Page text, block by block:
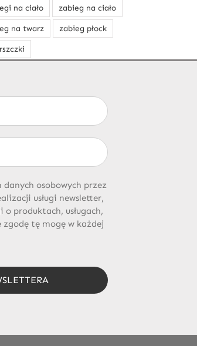
na ciało zabieg na ciało
na twarz zabieg płock
osobowych przez
usługi newsletter,
produktach, usługach,
zgodę tę mogę w każdej